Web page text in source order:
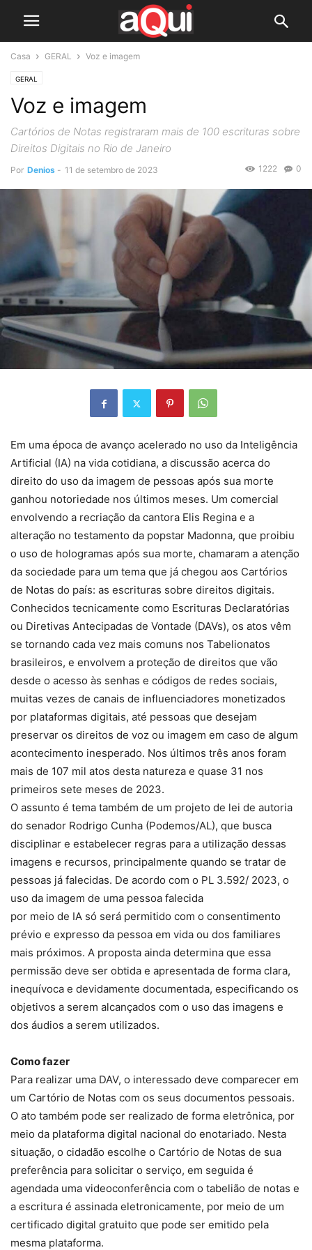
Casa GERAL Voz e imagem
GERAL
Voz e imagem
Cartórios de Notas registraram mais de 100 escrituras sobre
Direitos Digitais no Rio de Janeiro
Por Denios - 11 de setembro de 2023 0
1222
Em uma época de avanço acelerado no uso da Inteligência
Artificial (IA) na vida cotidiana, a discussão acerca do
direito do uso da imagem de pessoas após sua morte
ganhou notoriedade nos últimos meses. Um comercial
envolvendo a recriação da cantora Elis Regina e a
alteração no testamento da popstar Madonna, que proibiu
o uso de hologramas após sua morte, chamaram a atenção
da sociedade para um tema que já chegou aos Cartórios
de Notas do país: as escrituras sobre direitos digitais.
Conhecidos tecnicamente como Escrituras Declaratórias
ou Diretivas Antecipadas de Vontade (DAVs), os atos vêm
se tornando cada vez mais comuns nos Tabelionatos
brasileiros, e envolvem a proteção de direitos que vão
desde o acesso às senhas e códigos de redes sociais,
muitas vezes de canais de influenciadores monetizados
por plataformas digitais, até pessoas que desejam
preservar os direitos de voz ou imagem em caso de algum
acontecimento inesperado. Nos últimos três anos foram
mais de 107 mil atos desta natureza e quase 31 nos
primeiros sete meses de 2023.
O assunto é tema também de um projeto de lei de autoria
do senador Rodrigo Cunha (Podemos/AL), que busca
disciplinar e estabelecer regras para a utilização dessas
imagens e recursos, principalmente quando se tratar de
pessoas já falecidas. De acordo com o PL 3.592/ 2023, o
uso da imagem de uma pessoa falecida
por meio de IA só será permitido com o consentimento
prévio e expresso da pessoa em vida ou dos familiares
mais próximos. A proposta ainda determina que essa
permissão deve ser obtida e apresentada de forma clara,
inequívoca e devidamente documentada, especificando os
objetivos a serem alcançados com o uso das imagens e
dos áudios a serem utilizados.
Como fazer
Para realizar uma DAV, o interessado deve comparecer em
um Cartório de Notas com os seus documentos pessoais.
O ato também pode ser realizado de forma eletrônica, por
meio da plataforma digital nacional do enotariado. Nesta
situação, o cidadão escolhe o Cartório de Notas de sua
preferência para solicitar o serviço, em seguida é
agendada uma videoconferência com o tabelião de notas e
a escritura é assinada eletronicamente, por meio de um
certificado digital gratuito que pode ser emitido pela
mesma plataforma.